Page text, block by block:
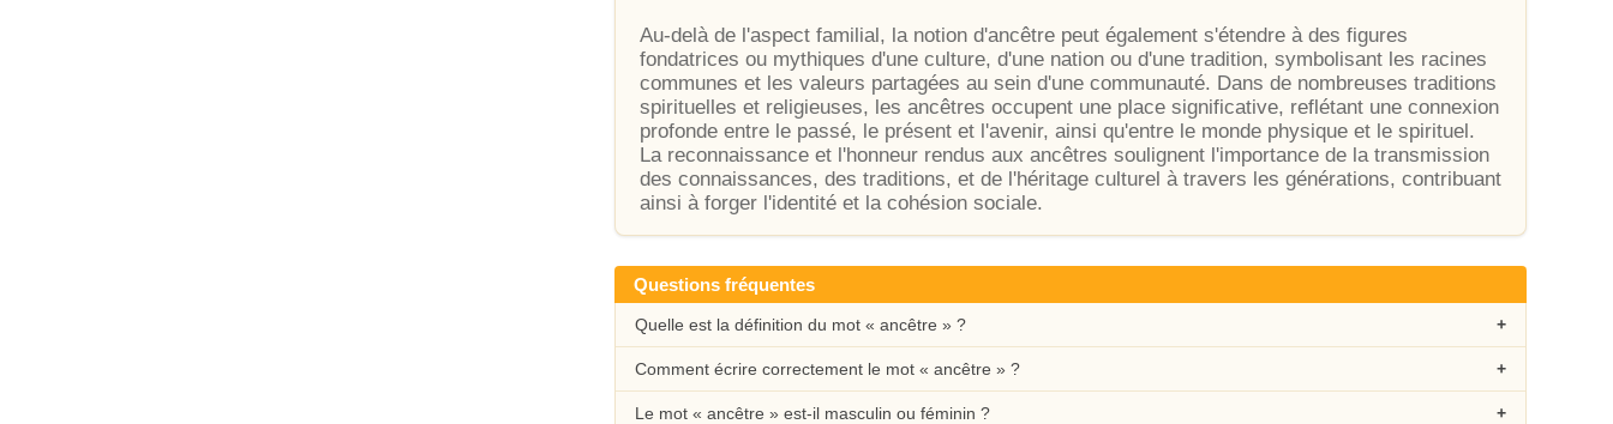
Au-delà de l'aspect familial, la notion d'ancêtre peut également s'étendre à des figures
fondatrices ou mythiques d'une culture, d'une nation ou d'une tradition, symbolisant les racines
communes et les valeurs partagées au sein d'une communauté. Dans de nombreuses traditions
spirituelles et religieuses, les ancêtres occupent une place significative, reflétant une connexion
profonde entre le passé, le présent et l'avenir, ainsi qu'entre le monde physique et le spirituel.
La reconnaissance et l'honneur rendus aux ancêtres soulignent l'importance de la transmission
des connaissances, des traditions, et de l'héritage culturel à travers les générations, contribuant
ainsi à forger l'identité et la cohésion sociale.
Questions fréquentes
Quelle est la définition du mot « ancêtre » ?
Comment écrire correctement le mot « ancêtre » ?
Le mot « ancêtre » est-il masculin ou féminin ?